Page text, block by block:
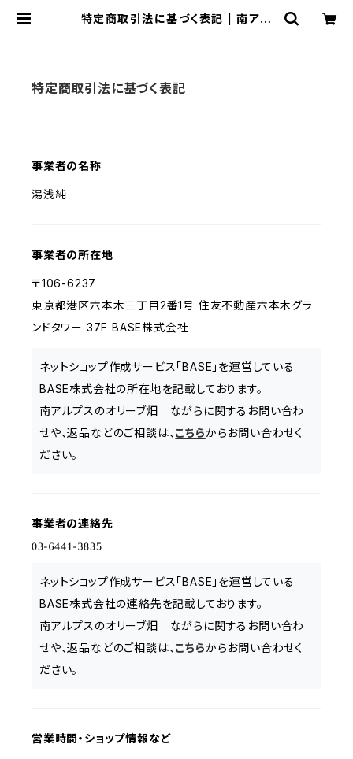
特定商取引法に基づく表記 | 南アル
特定商取引法に基づく表記
事業者の名称
湯浅純
事業者の所在地
〒106-6237
東京都港区六本木三丁目2番1号 住友不動産六本木グラ
ンドタワー 37F BASE株式会社
ネットショップ作成サービス「BASE」を運営している
BASE株式会社の所在地を記載しております。
南アルプスのオリーブ畑 ながらに関するお問い合わ
せや、返品などのご相談は、 こちらからお問い合わせく
ださい。
事業者の連絡先
ネットショップ作成サービス「BASE」を運営している
BASE株式会社の連絡先を記載しております。
南アルプスのオリーブ畑 ながらに関するお問い合わ
せや、返品などのご相談は、 こちらからお問い合わせく
ださい。
営業時間・ショップ情報など